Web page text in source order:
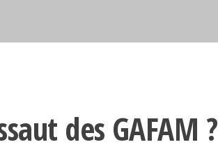
des GAFAM ?